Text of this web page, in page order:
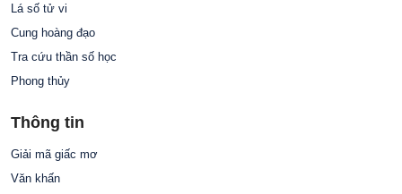
Lá số tử vi
Cung hoàng đạo
Tra cứu thần số học
Phong thủy
Thông tin
Giải mã giấc mơ
Văn khấn